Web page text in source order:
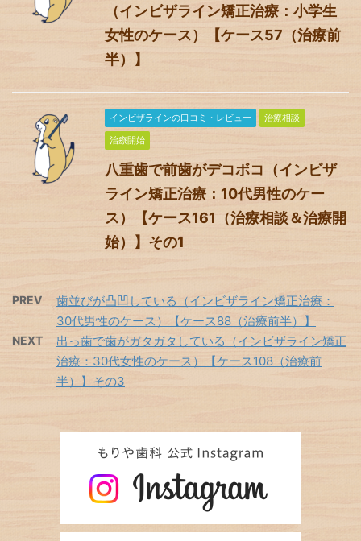
（インビザライン矯正治療：小学生
女性のケース）【ケース57（治療前
半）】
インビザラインの口コミ・レビュー
治療相談
治療開始
八重歯で前歯がデコボコ（インビザ
ライン矯正治療：10代男性のケー
ス）【ケース161（治療相談＆治療開
始）】その1
PREV
歯並びが凸凹している（インビザライン矯正治療：
30代男性のケース）【ケース88（治療前半）】
NEXT
出っ歯で歯がガタガタしている（インビザライン矯正
治療：30代女性のケース）【ケース108（治療前
半）】その3